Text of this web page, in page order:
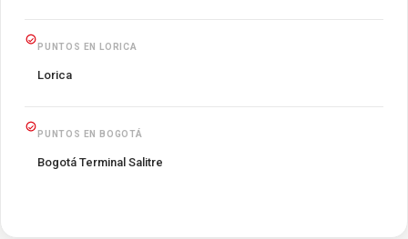
PUNTOS EN LORICA
Lorica
PUNTOS EN BOGOTÁ
Bogotá Terminal Salitre